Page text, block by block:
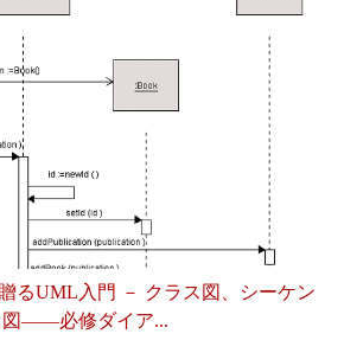
るUML入門 － クラス図、シーケン
図——必修ダイア...